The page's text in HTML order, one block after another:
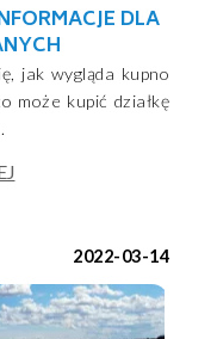
DLA
jak wygląda kupno
może kupić działkę
2022-03-14